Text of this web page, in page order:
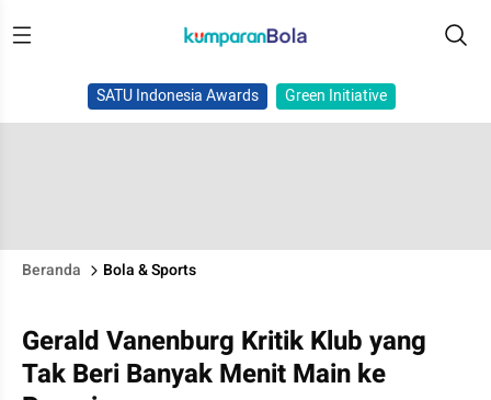
SATU Indonesia Awards Green Initiative
Beranda Bola & Sports
Gerald Vanenburg Kritik Klub yang
Tak Beri Banyak Menit Main ke